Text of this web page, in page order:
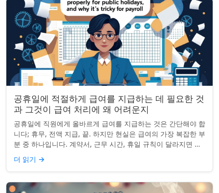
공휴일에 적절하게 급여를 지급하는 데 필요한 것
과 그것이 급여 처리에 왜 어려운지
공휴일에 직원에게 올바르게 급여를 지급하는 것은 간단해야 합
니다; 휴무, 전액 지급, 끝. 하지만 현실은 급여의 가장 복잡한 부
분 중 하나입니다. 계약서, 근무 시간, 휴일 규칙이 달라지면 하
나의 공휴일이 준수 문제...
더 읽기 →